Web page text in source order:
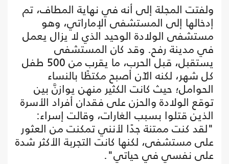
ولفتت المجلة إلى أنه في نهاية المطاف، تم
إدخالها إلى المستشفى الإماراتي، وهو
مستشفى الولادة الوحيد الذي لا يزال يعمل
في مدينة رفح. وقد كان المستشفى
يستقبل، قبل الحرب، ما يقرب من 500 طفل
كل شهر، لكنه الآن أصبح مكتظًا بالنساء
الحوامل؛ حيث كانت الكثير منهن يوازنَّ بين
توقع الولادة والحزن على فقدان أفراد الأسرة
الذين قتلوا بسبب الغارات، وقالت إسراء:
"لقد كنت ممتنة جدًا لأنني تمكنت من العثور
على مستشفى، لكنها كانت التجربة الأكثر شدة
على نفسي في حياتي".